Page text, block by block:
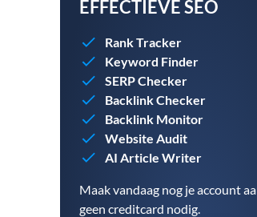
EFFECTIEVE SEO
Rank Tracker
Keyword Finder
SERP Checker
Backlink Checker
Backlink Monitor
Website Audit
AI Article Writer
Maak vandaag nog je account
geen creditcard nodig.